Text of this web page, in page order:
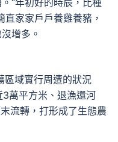
“年初好的時辰，比種
家家戶戶養雞養豬，
增多。
域實行周遭的狀況
萬平方米、退漁還河
流轉，打形成了生態農